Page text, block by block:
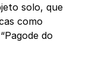
solo, que
como
do